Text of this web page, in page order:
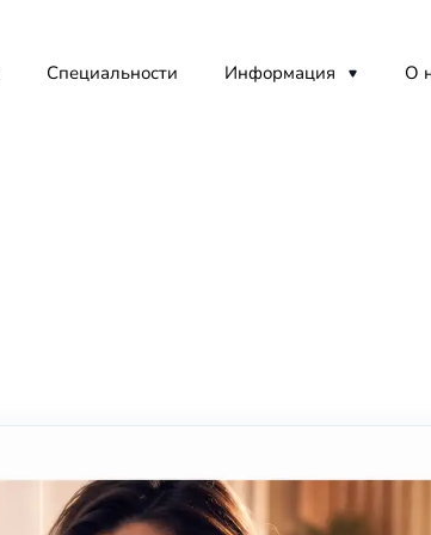
Специальности Информация О